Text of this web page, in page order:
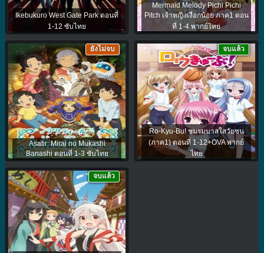
Ikebukuro West Gate Park ตอนที่
1-12 ซับไทย
Mermaid Melody Pichi Pichi
Pitch เจ้าหญิงเงือกน้อย ภาค1 ตอน
ที่ 1-4 พากย์ไทย
Asatir: Mirai no Mukashi
Banashi ตอนที่ 1-3 ซับไทย
ยังไม่จบ
Ro-Kyu-Bu! ชมรมบาสใสวัยซน
(ภาค1) ตอนที่ 1-12+OVA พากย์
ไทย
จบแล้ว
จบแล้ว